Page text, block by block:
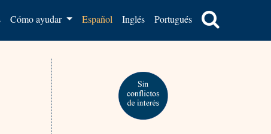
Cómo ayudar Español Inglés Portugués